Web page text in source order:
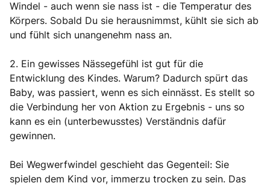
Windel - auch wenn sie nass ist - die Temperatur des
Körpers. Sobald Du sie herausnimmst, kühlt sie sich ab
und fühlt sich unangenehm nass an.
2. Ein gewisses Nässegefühl ist gut für die
Entwicklung des Kindes. Warum? Dadurch spürt das
Baby, was passiert, wenn es sich einnässt. Es stellt so
die Verbindung her von Aktion zu Ergebnis - uns so
kann es ein (unterbewusstes) Verständnis dafür
gewinnen.
Bei Wegwerfwindel geschieht das Gegenteil: Sie
spielen dem Kind vor, immerzu trocken zu sein. Das